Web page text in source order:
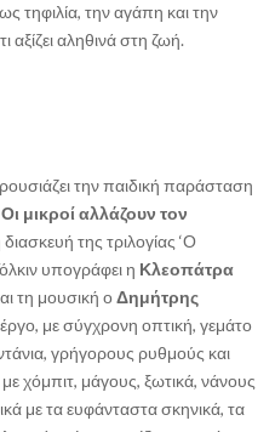
τηφιλία, την αγάπη και την
αξίζει αληθινά στη ζωή.
την παιδική παράσταση
μικροί αλλάζουν τον
της τριλογίας ‘Ο
υπογράφει η Κλεοπάτρα
τη μουσική οΔημήτρης
με σύγχρονη οπτική, γεμάτο
γρήγορους ρυθμούς και
με χόμπιτ, μάγους, ξωτικά, νάνους
με τα ευφάνταστα σκηνικά, τα